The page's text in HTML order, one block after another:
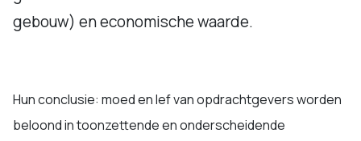
gebouw) en economische waarde.
Hun conclusie: moed en lef van opdrachtgevers worden
beloond in toonzettende en onderscheidende